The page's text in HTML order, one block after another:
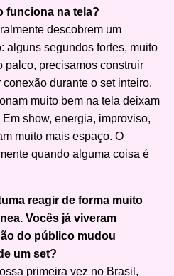
funciona na tela?
descobrem um
alguns segundos fortes, muito
palco, precisamos construir
durante o set inteiro.
muito bem na tela deixam
show, energia, improviso,
muito mais espaço. O
quando alguma coisa é
reagir de forma muito
Vocês já viveram
do público mudou
um set?
primeira vez no Brasil,